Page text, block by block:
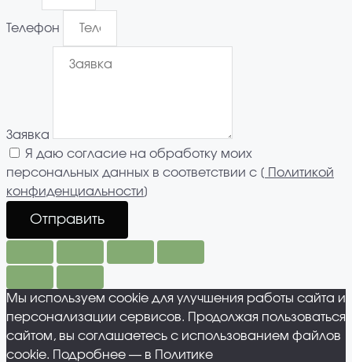
Телефон
Заявка
Я даю согласие на обработку моих
персональных данных в соответствии с [ Политикой
конфиденциальности]
Отправить
Мы используем cookie для улучшения работы сайта и
персонализации сервисов. Продолжая пользоваться
сайтом, вы соглашаетесь с использованием файлов
cookie. Подробнее — в Политике